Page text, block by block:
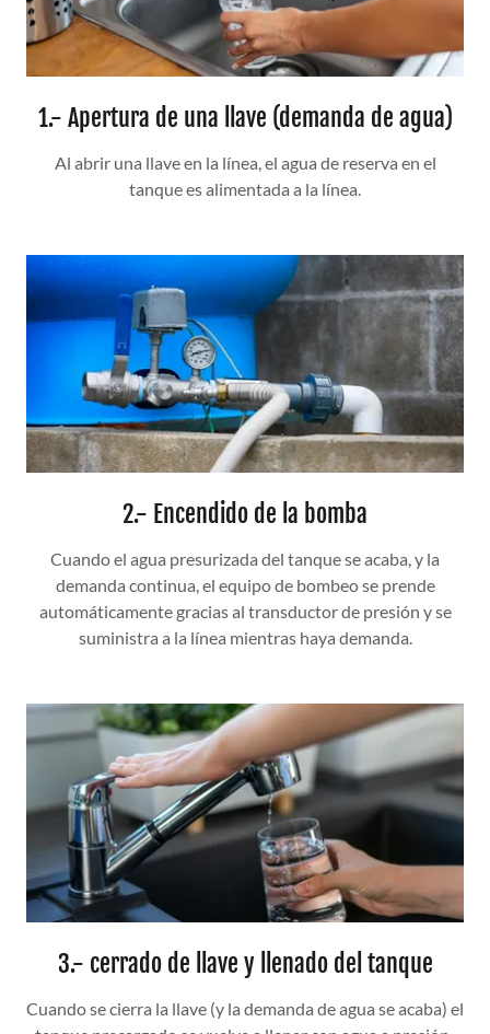
1.- Apertura de una llave (demanda de agua)
Al abrir una llave en la línea, el agua de reserva en el
tanque es alimentada a la línea.
2.- Encendido de la bomba
Cuando el agua presurizada del tanque se acaba, y la
demanda continua, el equipo de bombeo se prende
automáticamente gracias al transductor de presión y se
suministra a la línea mientras haya demanda.
3.- cerrado de llave y llenado del tanque
Cuando se cierra la llave (y la demanda de agua se acaba) el